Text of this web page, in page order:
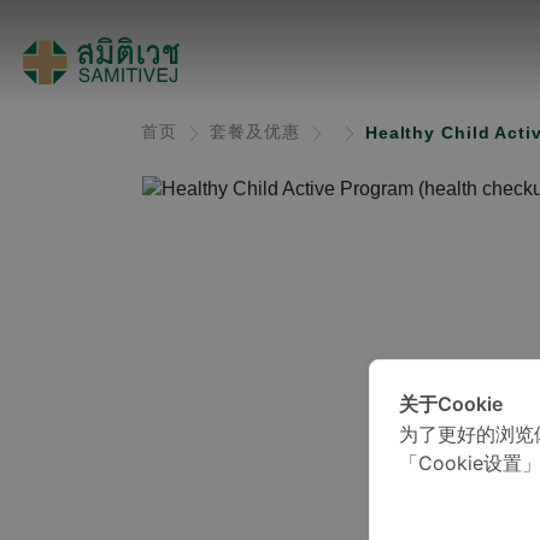
首页 套餐及优惠 Healthy Child
关于Cookie
为了更好的浏
「Cookie设置